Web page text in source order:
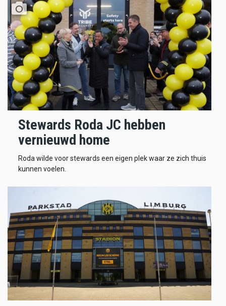
Stewards Roda JC hebben
vernieuwd home
Roda wilde voor stewards een eigen plek waar ze zich thuis
kunnen voelen.